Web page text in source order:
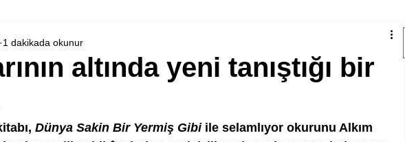
altında yeni tanıştığı bir
1 dakikada okunur
Dünya Sakin Bir Yermiş Gibi ile selamlıyor okurunu Alkım